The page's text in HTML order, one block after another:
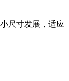
尺寸发展，适应